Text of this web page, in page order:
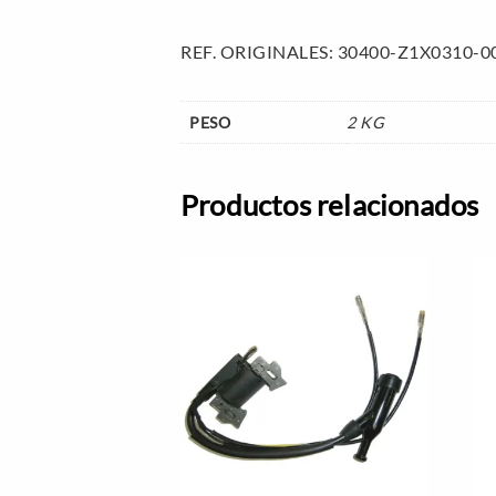
REF. ORIGINALES: 30400-Z1X0310-
PESO 2 KG
Productos relacionados